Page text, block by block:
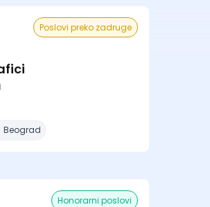
Poslovi preko zadruge
Beograd
Honorarni poslovi